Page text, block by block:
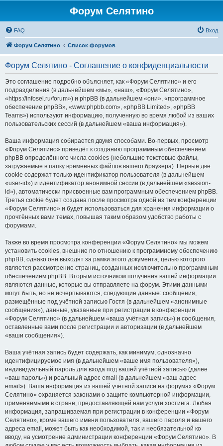
Форум Селятино
FAQ Вход
Форум Селятино Список форумов
Форум Селятино - Соглашение о конфиденциальности
Это соглашение подробно объясняет, как «Форум Селятино» и его
подразделения (в дальнейшем «мы», «наш», «Форум Селятино»,
«https://infosel.ru/forum») и phpBB (в дальнейшем «они», «программное
обеспечение phpBB», «www.phpbb.com», «phpBB Limited», «phpBB
Teams») используют информацию, полученную во время любой из ваших
пользовательских сессий (в дальнейшем «ваша информация»).
Ваша информация собирается двумя способами. Во-первых, просмотр
«Форум Селятино» приведёт к созданию программным обеспечением
phpBB определённого числа cookies (небольшие текстовые файлы,
загружаемые в папку временных файлов вашего браузера). Первые две
cookie содержат только идентификатор пользователя (в дальнейшем
«user-id») и идентификатор анонимной сессии (в дальнейшем «session-
id»), автоматически присвоенные вам программным обеспечением phpBB.
Третья cookie будет создана после просмотра одной из тем конференции
«Форум Селятино» и будет использоваться для хранения информации о
прочтённых вами темах, повышая таким образом удобство работы с
форумами.
Также во время просмотра конференции «Форум Селятино» мы можем
установить cookies, внешние по отношению к программному обеспечению
phpBB, однако они выходят за рамки этого документа, целью которого
является рассмотрение страниц, созданных исключительно программным
обеспечением phpBB. Вторым источником получения вашей информации
являются данные, которые вы отправляете на форум. Этими данными
могут быть, но не исчерпываются, следующие данные: сообщения,
размещённые под учётной записью Гостя (в дальнейшем «анонимные
сообщения»), данные, указанные при регистрации в конференции
«Форум Селятино» (в дальнейшем «ваша учётная запись») и сообщения,
оставленные вами после регистрации и авторизации (в дальнейшем
«ваши сообщения»).
Ваша учётная запись будет содержать, как минимум, однозначно
идентифицируемое имя (в дальнейшем «ваше имя пользователя»),
индивидуальный пароль для входа под вашей учётной записью (далее
«ваш пароль») и реальный адрес email (в дальнейшем «ваш адрес
email»). Ваша информация из вашей учётной записи на форумах «Форум
Селятино» охраняется законами о защите компьютерной информации,
применяемыми в стране, предоставляющей нам услуги хостинга. Любая
информация, запрашиваемая при регистрации в конференции «Форум
Селятино», кроме вашего имени пользователя, вашего пароля и вашего
адреса email, может быть как необходимой, так и необязательной ко
вводу, на усмотрение администрации конференции «Форум Селятино». В